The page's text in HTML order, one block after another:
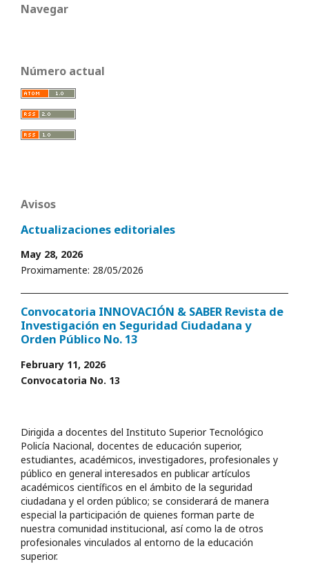
Navegar
Número actual
Avisos
Actualizaciones editoriales
May 28, 2026
Proximamente: 28/05/2026
Convocatoria INNOVACIÓN & SABER Revista de
Investigación en Seguridad Ciudadana y
Orden Público No. 13
February 11, 2026
Convocatoria No. 13
Dirigida a docentes del Instituto Superior Tecnológico
Policía Nacional, docentes de educación superior,
estudiantes, académicos, investigadores, profesionales y
público en general interesados en publicar artículos
académicos científicos en el ámbito de la seguridad
ciudadana y el orden público; se considerará de manera
especial la participación de quienes forman parte de
nuestra comunidad institucional, así como la de otros
profesionales vinculados al entorno de la educación
superior.